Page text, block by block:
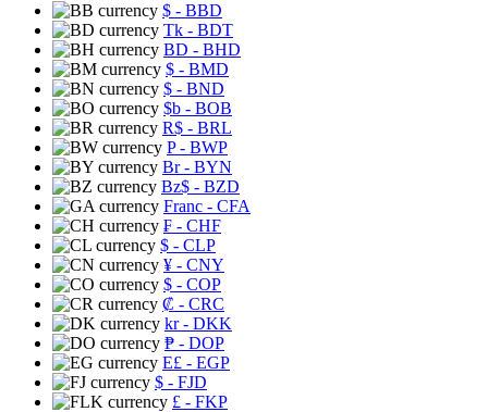
$ - BBD
Tk - BDT
BD - BHD
$ - BMD
$ - BND
$b - BOB
R$ - BRL
P- BWP
Br- BYN
Bz$ - BZD
Franc - CFA
₣ - CHF
$ - CLP
¥ - CNY
$ - COP
₡ - CRC
kr- DKK
₱ - DOP
E£ - EGP
$ - FJD
£ - FKP